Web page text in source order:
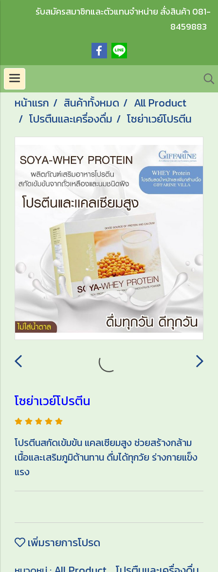
รับสมัครสมาชิกและตัวแทนจำหน่าย สั่งสินค้า 081-
8459883
หน้าแรก สินค้าทั้งหมด
All Product
โปรตืนและเครื่องดื่ม
โซย่าเวย์โปรตีน
โซย่าเวย์โปรตีน
โปรตีนสกัดเข้มข้น แคลเซียมสูง ช่วยสร้างกล้าม
เนื้อและเสริมภูมิต้านทาน ดื่มได้ทุกวัย ร่างกายแข็ง
แรง
เพิ่มรายการโปรด